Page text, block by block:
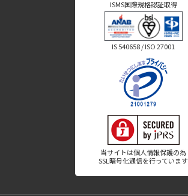
ISMS国際規格認証取得
IS 540658 / ISO 27001
当サイトは個人情報保護の為
SSL暗号化通信を行っています